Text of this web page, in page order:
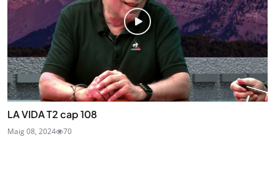
LA VIDA T2 cap 108
Maig 08, 2024 70